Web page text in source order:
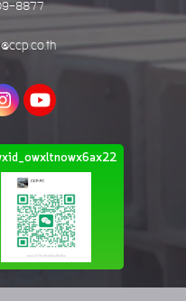
8877